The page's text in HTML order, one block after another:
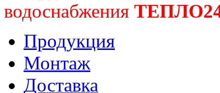
водоснабжения
Продукция
Монтаж
Доставка